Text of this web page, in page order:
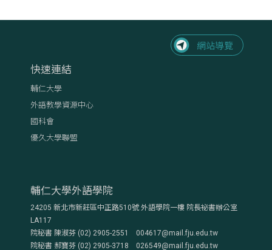
快速連結
輔仁大學
外語教學資源中心
國科會
優久大學聯盟
輔仁大學外語學院
24205 新北市新莊區中正路510號 外語學院一樓 院長祕書辦公室
LA117
院秘書 陳淑芬 (02) 2905-2551 004617@mail.fju.edu.tw
院秘書 郝寶芬 (02) 2905-3718 026549@mail.fju.edu.tw